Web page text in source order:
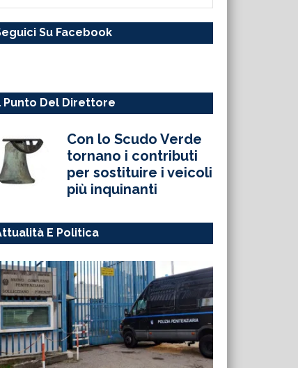
Su Facebook
Punto Del Direttore
Con lo Scudo Verde
tornano i contributi
per sostituire i veicoli
più inquinanti
E Politica